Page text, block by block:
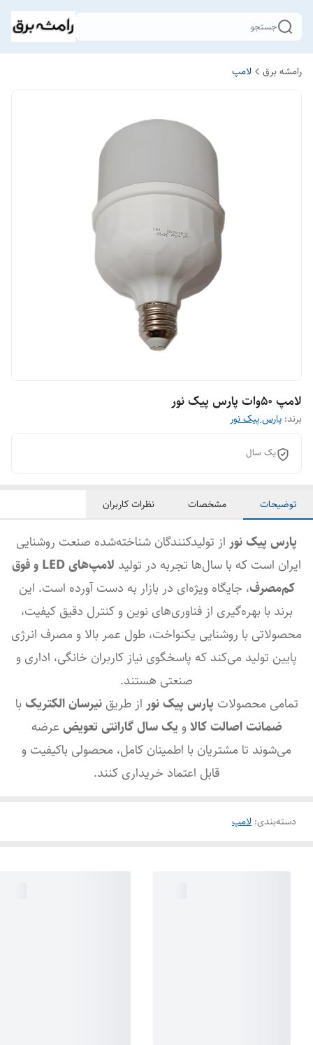
جستجو
رامشه برق لامپ
لامپ 50وات پارس پیک نور
برند: پارس پیک نور
یک سال
توضیحات مشخصات نظرات کاربران
پارس پیک نور از تولیدکنندگان شناخته‌شده صنعت روشنایی
ایران است که با سال‌ها تجربه در تولید
لامپ‌های LED و فوق
کم‌مصرف، جایگاه ویژه‌ای در بازار به دست آورده است. این
برند با بهره‌گیری از فناوری‌های نوین و کنترل دقیق کیفیت،
محصولاتی با روشنایی یکنواخت، طول عمر بالا و مصرف انرژی
پایین تولید می‌کند که پاسخگوی نیاز کاربران خانگی، اداری و
صنعتی هستند.
تمامی محصولات پارس پیک نور از طریقنیرسان الکتریک با
ضمانت اصالت کالاو یک سال گارانتی تعویض عرضه
می‌شوند تا مشتریان با اطمینان کامل، محصولی باکیفیت و
قابل اعتماد خریداری کنند.
دسته‌بندی: لامپ